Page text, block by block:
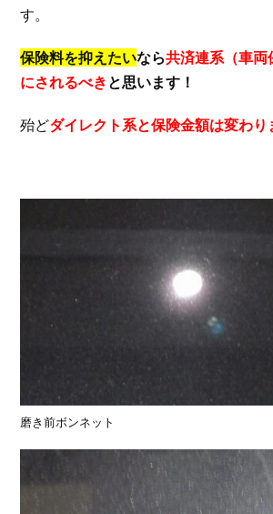
す。
保険料を抑えたいなら共済連系（車両
にされるべき と思います！
殆どダイレクト系と保険金額は変わり
磨き前ボンネット